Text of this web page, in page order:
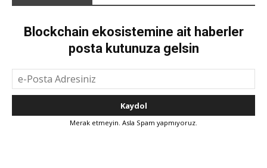
Blockchain ekosistemine ait haberler
posta kutunuza gelsin
Merak etmeyin. Asla Spam yapmıyoruz.